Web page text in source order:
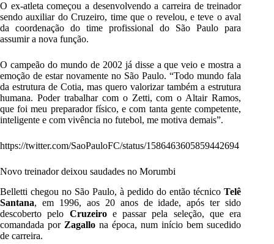
O ex-atleta começou a desenvolvendo a carreira de treinador
sendo auxiliar do Cruzeiro, time que o revelou, e teve o aval
da coordenação do time profissional do São Paulo para
assumir a nova função.
O campeão do mundo de 2002 já disse a que veio e mostra a
emoção de estar novamente no São Paulo. “Todo mundo fala
da estrutura de Cotia, mas quero valorizar também a estrutura
humana. Poder trabalhar com o Zetti, com o Altair Ramos,
que foi meu preparador físico, e com tanta gente competente,
inteligente e com vivência no futebol, me motiva demais”.
https://twitter.com/SaoPauloFC/status/1586463605859442694
Novo treinador deixou saudades no Morumbi
Belletti chegou no São Paulo, à pedido do então técnicoTelê
Santana, em 1996, aos 20 anos de idade, após ter sido
descoberto pelo Cruzeiroe passar pela seleção, que era
comandada por Zagallo na época, num início bem sucedido
de carreira.